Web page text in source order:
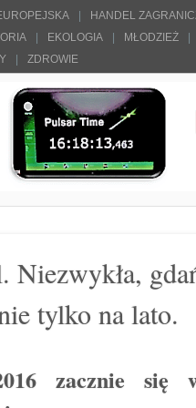
HANDEL
EKOLOGIA MŁODZIEŻ
ZDROWIE
Niezwykła,
tylko na lato.
zacznie się